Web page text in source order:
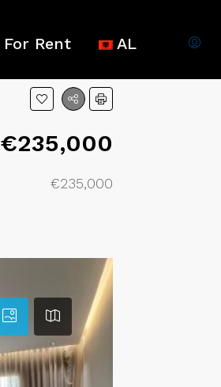
For Rent AL
€235,000
€235,000